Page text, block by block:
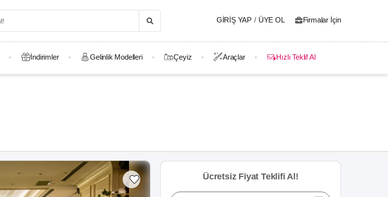
GIRIŞ YAP / ÜYE OL Firmalar İçin
İndirimler Gelinlik Modelleri Çeyiz Araçlar Hızlı Teklif Al
Ücretsiz Fiyat Teklifi Al!